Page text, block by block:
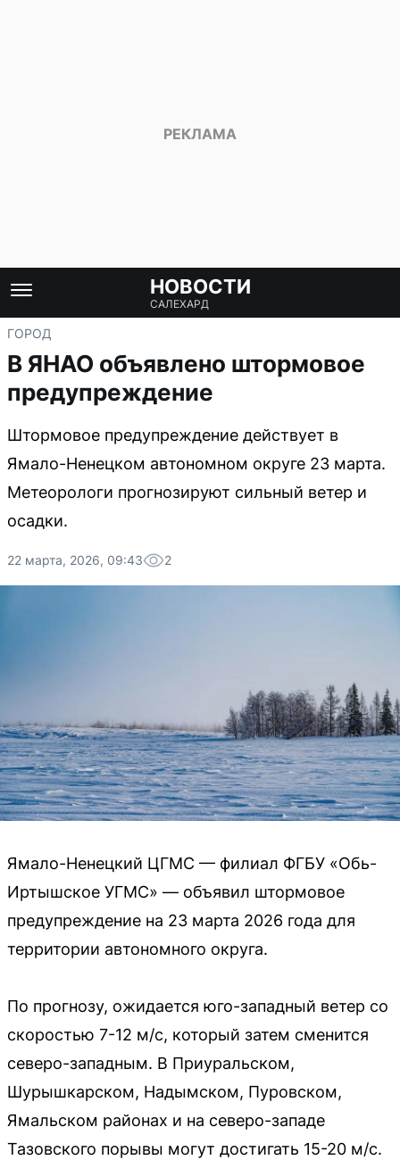
НОВОСТИ
САЛЕХАРД
ГОРОД
В ЯНАО объявлено штормовое
предупреждение
Штормовое предупреждение действует в
Ямало-Ненецком автономном округе 23 марта.
Метеорологи прогнозируют сильный ветер и
осадки.
22 марта, 2026, 09:43 2
Ямало-Ненецкий ЦГМС — филиал ФГБУ «Обь-
Иртышское УГМС» — объявил штормовое
предупреждение на 23 марта 2026 года для
территории автономного округа.
По прогнозу, ожидается юго-западный ветер со
скоростью 7-12 м/с, который затем сменится
северо-западным. В Приуральском,
Шурышкарском, Надымском, Пуровском,
Ямальском районах и на северо-западе
Тазовского порывы могут достигать 15-20 м/с.